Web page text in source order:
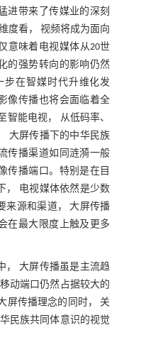
进带来了传媒业的深刻
度看， 视频将成为面向
意味着电视媒体从20世
的强势转向的影响仍然
步在智媒时代升维化发
像传播也将会面临着全
智能电视， 从低码率、
大屏传播下的中华民族
传播渠道如同涟漪一般
传播端口。特别是在目
， 电视媒体依然是少数
来源和渠道， 大屏传播
在最大限度上触及更多
， 大屏传播虽是主流趋
动端口仍然占据较大的
屏传播理念的同时， 关
民族共同体意识的视觉